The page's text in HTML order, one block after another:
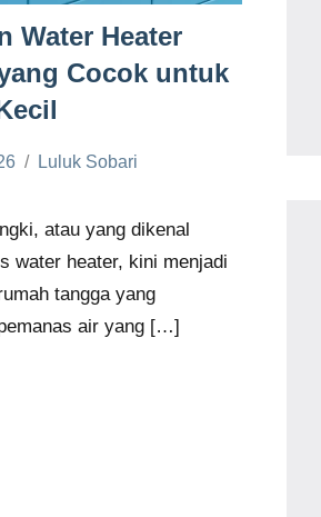
Water Heater
Cocok untuk
Luluk Sobari
atau yang dikenal
water heater, kini menjadi
tangga yang
air yang […]